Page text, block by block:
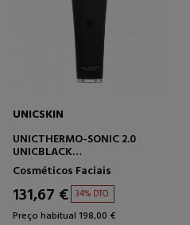
UNICSKIN
UNICTHERMO-SONIC 2.0
UNICBLACK
DISPOSITIVO DE TECNOLOGIA
FACIAL
Cosméticos Faciais
131,67 € 34% DTO.
Preço habitual 198,00 €